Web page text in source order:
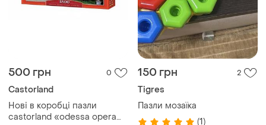
500 грн 0
Castorland
Нові в коробці пазли
castorland «odessa opera
150 грн 2
Tigres
Пазли мозаїка
(1)